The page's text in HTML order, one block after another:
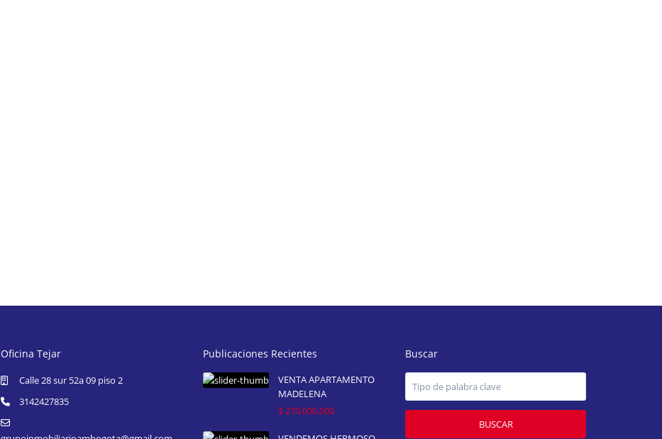
Oficina Tejar
Calle 28 sur 52a 09 piso 2
3142427835
Publicaciones Recientes
VENTA APARTAMENTO
MADELENA
$ 270,000,000
Buscar
BUSCAR